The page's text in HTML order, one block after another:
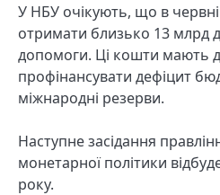
У НБУ очікують, що в
отримати близько 13 млрд
допомоги. Ці кошти мають
профінансувати дефіцит
міжнародні резерви.
Наступне засідання
монетарної політики
року.